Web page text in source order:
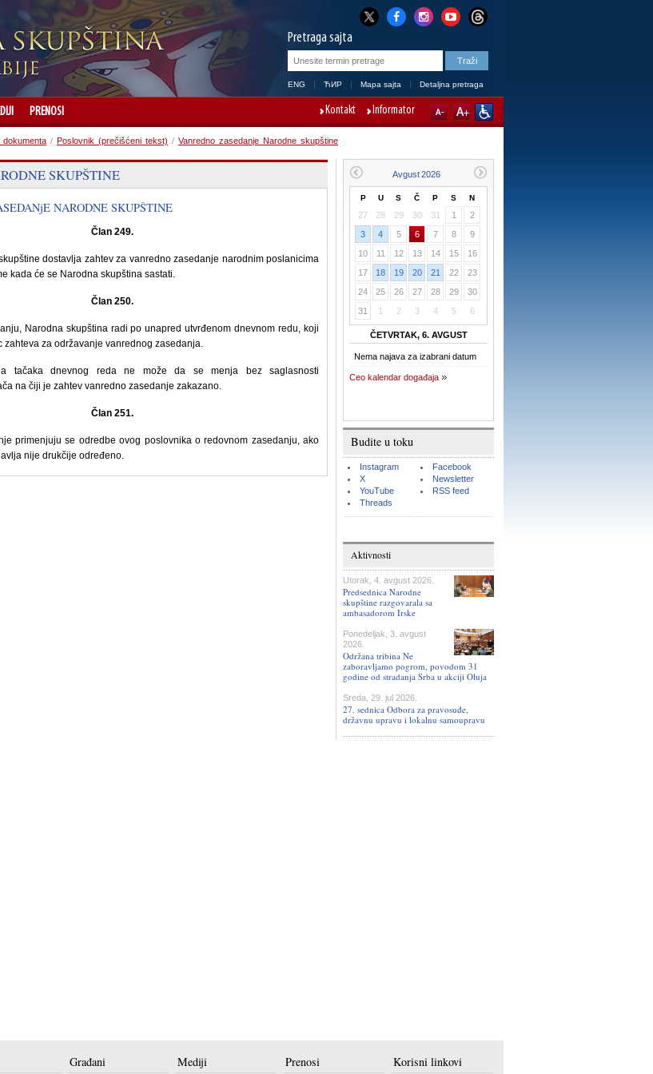
Pretraga sajta
ENG ЋИР Mapa sajta Detaljna pretraga
PRENOSI Kontakt Informator
dokumenta / Poslovnik (prečišćeni tekst) / Vanredno zasedanje Narodne skupštine
SKUPŠTINE
NARODNE SKUPŠTINE
Član 249.
dostavlja zahtev za vanredno zasedanje narodnim poslanicima
kada će se Narodna skupština sastati.
Član 250.
Narodna skupština radi po unapred utvrđenom dnevnom redu, koji
zahteva za održavanje vanrednog zasedanja.
tačaka dnevnog reda ne može da se menja
bez saglasnosti
na čiji je zahtev vanredno zasedanje zakazano.
Član 251.
primenjuju se odredbe ovog poslovnika o redovnom zasedanju, ako
nije drukčije određeno.
P U S Č P S N
27 28 29 30 31 1
2
3
4 5 6 7 8
9
10
11 12 13 14 15
16
17
18 19 20 21 22
23
24
25 26 27 28 29
30
31
1 2 3 4 5 6
ČETVRTAK, 6. AVGUST
Nema najava za izabrani datum
Ceo kalendar događaja
Budite u toku
Instagram
X
YouTube
Threads
Facebook
Newsletter
RSS feed
Aktivnosti
Utorak, 4. avgust 2026.
Predsednica Narodne
skupštine razgovarala sa
ambasadorom Irske
Ponedeljak, 3. avgust
2026.
Održana tribina Ne
zaboravljamo pogrom, povodom 31
godine od stradanja Srba u akciji Oluja
Sreda, 29. jul 2026.
27. sednica Odbora za pravosuđe,
državnu upravu i lokalnu samoupravu
Građani Mediji Prenosi Korisni linkovi